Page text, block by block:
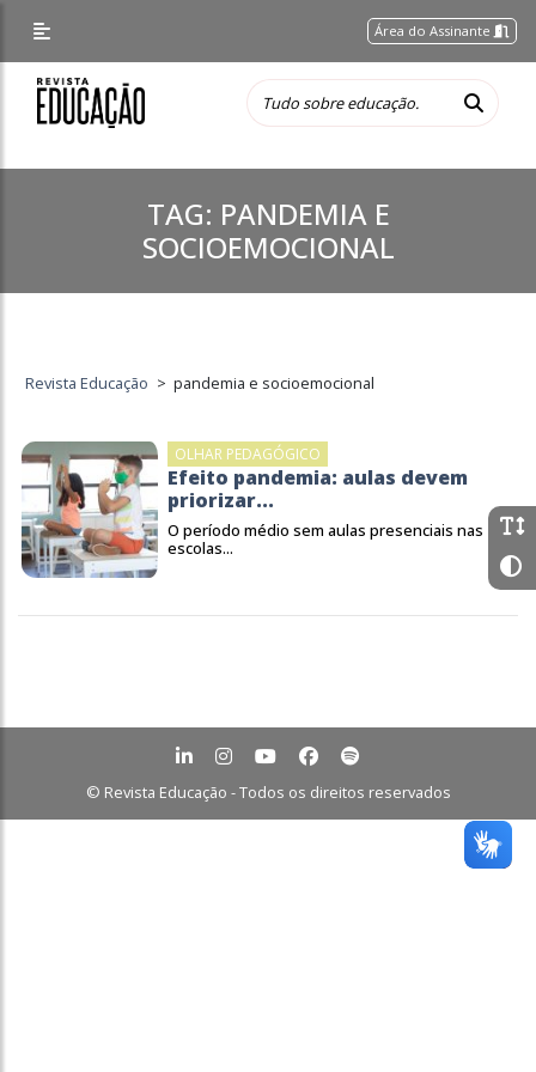
Área do Assinante
TAG: PANDEMIA E
SOCIOEMOCIONAL
Revista Educação > pandemia e socioemocional
OLHAR PEDAGÓGICO
Efeito pandemia: aulas devem
priorizar...
O período médio sem aulas presenciais nas
escolas...
© Revista Educação - Todos os direitos reservados